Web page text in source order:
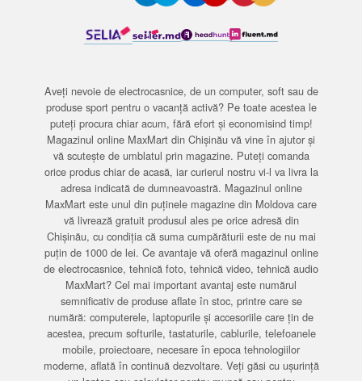
Aveți nevoie de electrocasnice, de un computer, soft sau de
produse sport pentru o vacanță activă? Pe toate acestea le
puteți procura chiar acum, fără efort și economisind timp!
Magazinul online MaxMart din Chișinău vă vine în ajutor și
vă scutește de umblatul prin magazine. Puteți comanda
orice produs chiar de acasă, iar curierul nostru vi-l va livra la
adresa indicată de dumneavoastră. Magazinul online
MaxMart este unul din puținele magazine din Moldova care
vă livrează gratuit produsul ales pe orice adresă din
Chișinău, cu condiția că suma cumpărăturii este de nu mai
puțin de 1000 de lei. Ce avantaje vă oferă magazinul online
de electrocasnice, tehnică foto, tehnică video, tehnică audio
MaxMart? Cel mai important avantaj este numărul
semnificativ de produse aflate în stoc, printre care se
numără: computerele, laptopurile și accesoriile care țin de
acestea, precum softurile, tastaturile, cablurile, telefoanele
mobile, proiectoare, necesare în epoca tehnologiilor
moderne, aflată în continuă dezvoltare. Veți găsi cu ușurință